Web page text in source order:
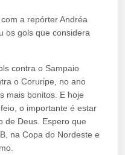
a repórter Andréa
os gols que considera
contra o Sampaio
o Coruripe, no ano
mais bonitos. E hoje
o importante é estar
de Deus. Espero que
na Copa do Nordeste e